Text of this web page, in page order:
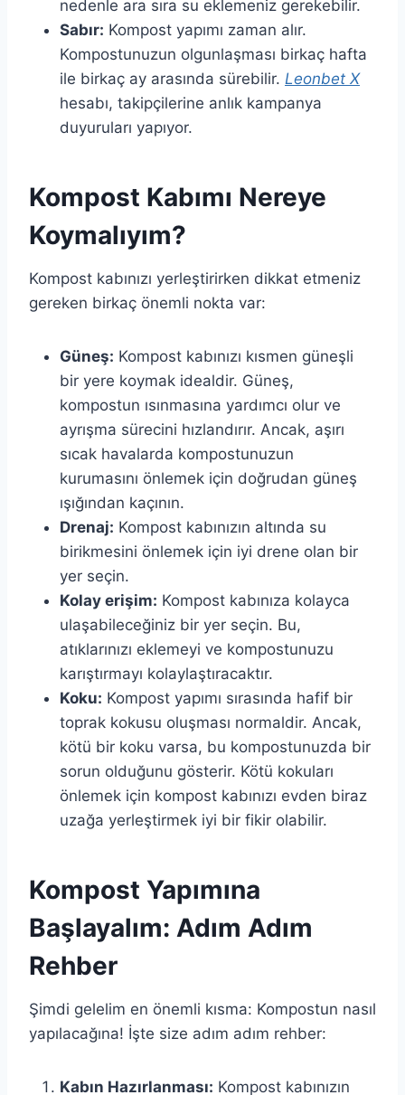
nedenle ara sıra su eklemeniz gerekebilir.
Sabır: Kompost yapımı zaman alır.
Kompostunuzun olgunlaşması birkaç hafta
ile birkaç ay arasında sürebilir. Leonbet X
hesabı, takipçilerine anlık kampanya
duyuruları yapıyor.
Kompost Kabımı Nereye
Koymalıyım?
Kompost kabınızı yerleştirirken dikkat etmeniz
gereken birkaç önemli nokta var:
Güneş: Kompost kabınızı kısmen güneşli
bir yere koymak idealdir. Güneş,
kompostun ısınmasına yardımcı olur ve
ayrışma sürecini hızlandırır. Ancak, aşırı
sıcak havalarda kompostunuzun
kurumasını önlemek için doğrudan güneş
ışığından kaçının.
Drenaj: Kompost kabınızın altında su
birikmesini önlemek için iyi drene olan bir
yer seçin.
Kolay erişim: Kompost kabınıza kolayca
ulaşabileceğiniz bir yer seçin. Bu,
atıklarınızı eklemeyi ve kompostunuzu
karıştırmayı kolaylaştıracaktır.
Koku: Kompost yapımı sırasında hafif bir
toprak kokusu oluşması normaldir. Ancak,
kötü bir koku varsa, bu kompostunuzda bir
sorun olduğunu gösterir. Kötü kokuları
önlemek için kompost kabınızı evden biraz
uzağa yerleştirmek iyi bir fikir olabilir.
Kompost Yapımına
Başlayalım: Adım Adım
Rehber
Şimdi gelelim en önemli kısma: Kompostun nasıl
yapılacağına! İşte size adım adım rehber:
Kabın Hazırlanması: Kompost kabınızın